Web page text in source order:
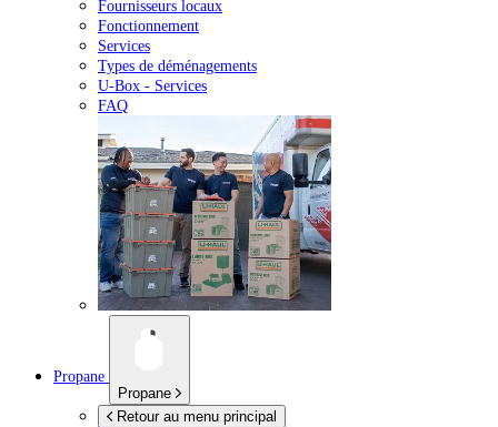
Fournisseurs locaux
Fonctionnement
Services
Types de déménagements
U-Box - Services
FAQ
Propane
Propane
Retour au menu principal